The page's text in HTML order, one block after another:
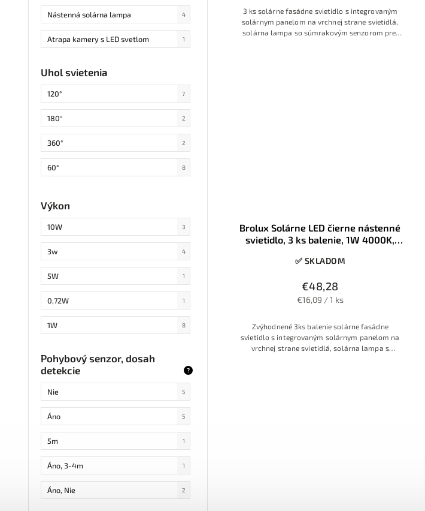
Nástenná solárna lampa 4
Atrapa kamery s LED svetlom 1
Uhol svietenia
120° 7
180° 2
360° 2
60° 8
Výkon
10W 3
3w 4
5W 1
0,72W 1
1W 8
1,8W 1
8W
Pohybový senzor, dosah
detekcie
?
Nie 5
Áno 5
5m 1
Áno, 3-4m 1
Áno, Nie 2
3 ks solárne fasádne svietidlo s integrovaným
solárnym panelom na vrchnej strane svietidlá,
solárna lampa so súmrakovým senzorom pre
Brolux Solárne LED čierne nástenné
svietidlo, 3 ks balenie, 1W 4000K,
✅ SKLADOM
€48,28
€16,09 / 1 ks
Zvýhodnené 3ks balenie solárne fasádne
svietidlo s integrovaným solárnym panelom na
vrchnej strane svietidlá, solárna lampa s